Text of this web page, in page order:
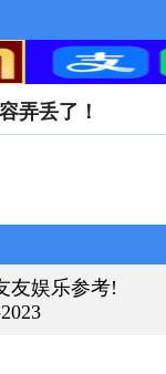
弄丢了！
友娱乐参考!